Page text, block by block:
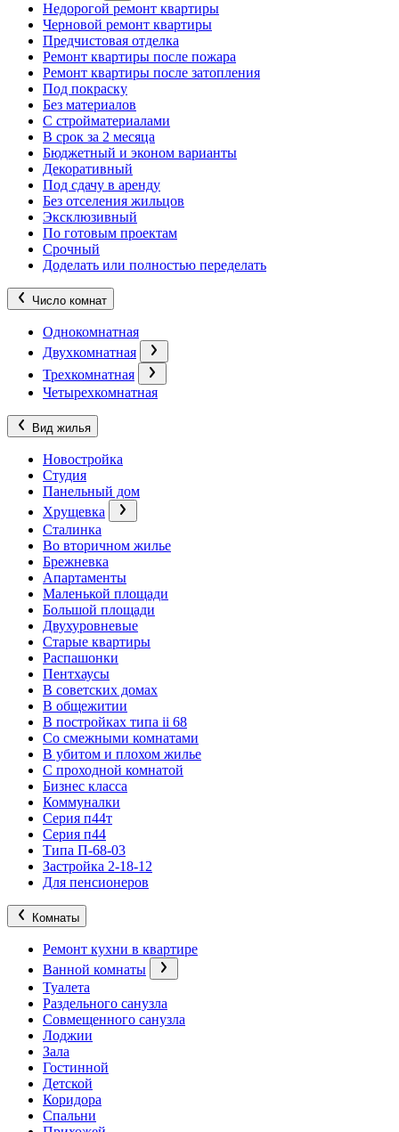
Недорогой ремонт квартиры
Черновой ремонт квартиры
Предчистовая отделка
Ремонт квартиры после пожара
Ремонт квартиры после затопления
Под покраску
Без материалов
С стройматериалами
В срок за 2 месяца
Бюджетный и эконом варианты
Декоративный
Под сдачу в аренду
Без отселения жильцов
Эксклюзивный
По готовым проектам
Срочный
Доделать или полностью переделать
Число комнат
Однокомнатная
Двухкомнатная
Трехкомнатная
Четырехкомнатная
Вид жилья
Новостройка
Студия
Панельный дом
Хрущевка
Сталинка
Во вторичном жилье
Брежневка
Апартаменты
Маленькой площади
Большой площади
Двухуровневые
Старые квартиры
Распашонки
Пентхаусы
В советских домах
В общежитии
В постройках типа ii 68
Со смежными комнатами
В убитом и плохом жилье
С проходной комнатой
Бизнес класса
Коммуналки
Серия п44т
Серия п44
Типа П-68-03
Застройка 2-18-12
Для пенсионеров
Комнаты
Ремонт кухни в квартире
Ванной комнаты
Туалета
Раздельного санузла
Совмещенного санузла
Лоджии
Зала
Гостинной
Детской
Коридора
Спальни